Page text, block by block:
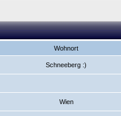
Wohnort
Schneeberg :)
Wien